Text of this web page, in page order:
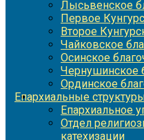
Лысьвенское
Первое
Второе
Чайковское
Осинское
Чернушинское
Ординское
Епархиальные
Епархиальное
Отдел
катехизации